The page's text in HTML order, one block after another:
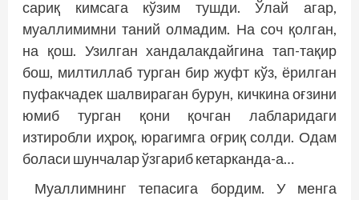
сариқ кимсага кўзим тушди. Ўлай агар,
муаллимимни таний олмадим. На соч қолган,
на қош. Узилган хандалакдайгина тап-тақир
бош, милтиллаб турган бир жуфт кўз, ёрилган
пуфакчадек шалвираган бурун, кичкина оғзини
юмиб турган қони қочган лабларидаги
изтиробли иҳроқ, юрагимга оғриқ солди. Одам
боласи шунчалар ўзгариб кетарканда-а…
Муаллимнинг тепасига бордим. У менга